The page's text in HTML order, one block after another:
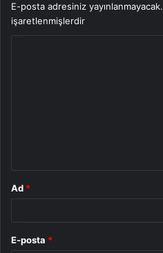
E-posta adresiniz yayınlanmayacak.
işaretlenmişlerdir
Ad *
E-posta *